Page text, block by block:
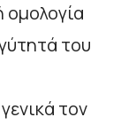
ομολογία
του
τον